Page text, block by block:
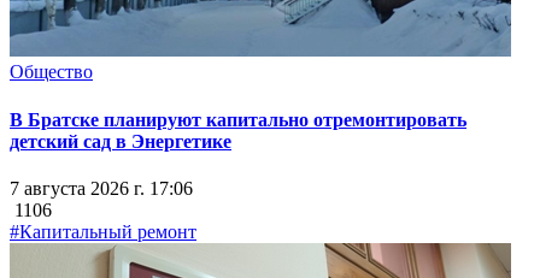
Общество
В Братске планируют капитально отремонтировать
детский сад в Энергетике
7 августа 2026 г. 17:06
1106
#Капитальный ремонт